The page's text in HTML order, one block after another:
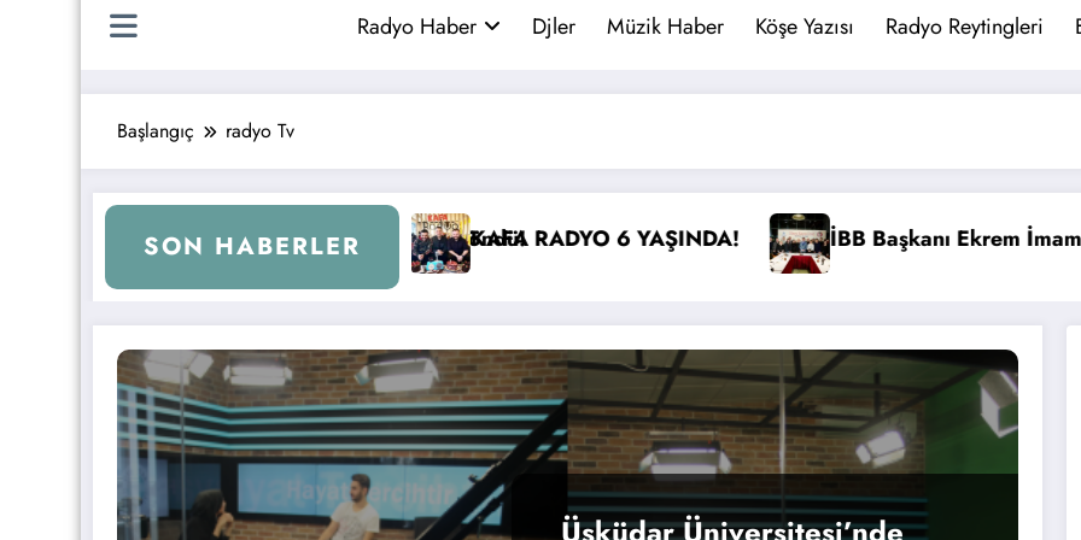
Radyo Haber Djler Müzik Haber Köşe Yazısı Radyo Reytingleri
Başlangıç radyo Tv
SON HABERLER
Geri Döndü!KAFA RADYO 6 YAŞINDA! İBB Başkanı Ekrem İmamoğlu Radyocular ile Buluştu